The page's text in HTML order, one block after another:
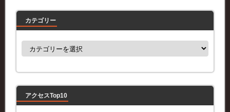
カテゴリー
カ
ー
アクセスTop10